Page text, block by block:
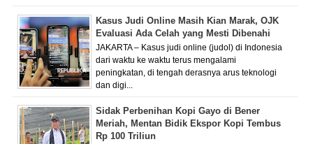
Kasus Judi Online Masih Kian Marak, OJK
Evaluasi Ada Celah yang Mesti Dibenahi
JAKARTA – Kasus judi online (judol) di Indonesia
dari waktu ke waktu terus mengalami
peningkatan, di tengah derasnya arus teknologi
dan digi...
Sidak Perbenihan Kopi Gayo di Bener
Meriah, Mentan Bidik Ekspor Kopi Tembus
Rp 100 Triliun